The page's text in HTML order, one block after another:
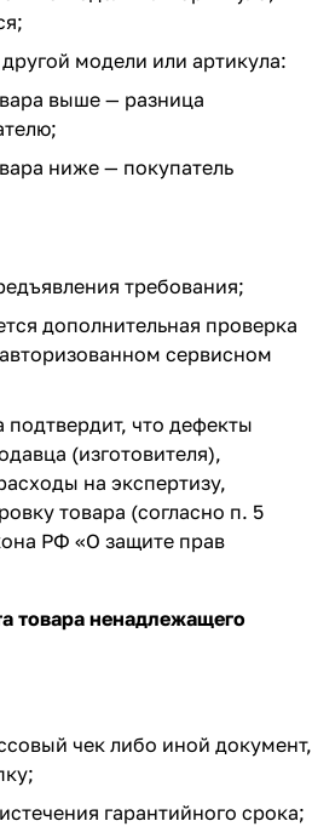
модели или артикула:
выше — разница
ниже — покупатель
требования;
дополнительная проверка
сервисном
подтвердит, что дефекты
(изготовителя),
на экспертизу,
товара (согласно п. 5
РФ «О защите прав
товара ненадлежащего
чек либо иной документ,
гарантийного срока;